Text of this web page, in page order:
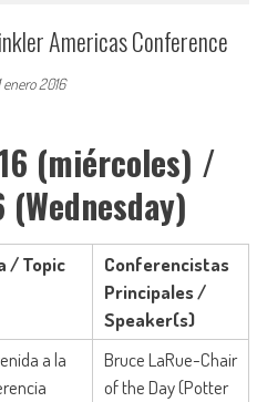
Americas Conference
enero 2016
(miércoles) /
/ Topic
Conferencistas
Principales/
Speaker(s)
a la
Bruce LaRue-Chair
of the Day (Potter